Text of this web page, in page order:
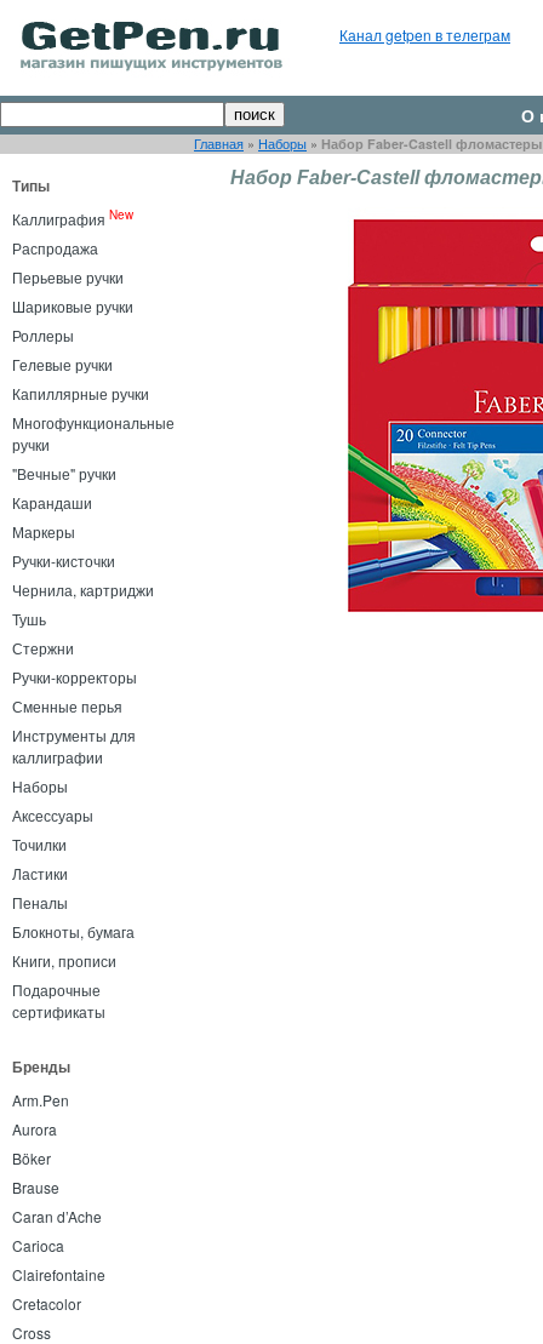
Канал getpen в телеграм
О
Главная » Наборы » Набор Faber-Castell
Типы
Каллиграфия New
Распродажа
Перьевые ручки
Шариковые ручки
Роллеры
Гелевые ручки
Капиллярные ручки
Многофункциональные
ручки
"Вечные" ручки
Карандаши
Маркеры
Ручки-кисточки
Чернила, картриджи
Тушь
Стержни
Ручки-корректоры
Сменные перья
Инструменты для
каллиграфии
Наборы
Аксессуары
Точилки
Ластики
Пеналы
Блокноты, бумага
Книги, прописи
Подарочные
сертификаты
Бренды
Arm.Pen
Aurora
Böker
Brause
Caran d’Ache
Carioca
Clairefontaine
Cretacolor
Cross
Набор Faber-Castell